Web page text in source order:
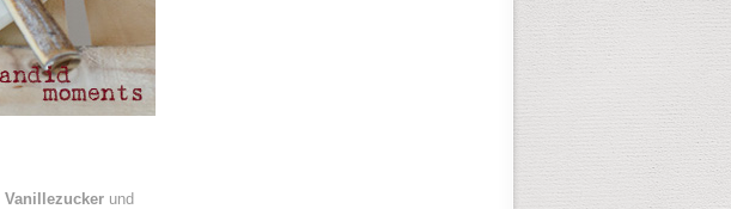
Vanillezucker und